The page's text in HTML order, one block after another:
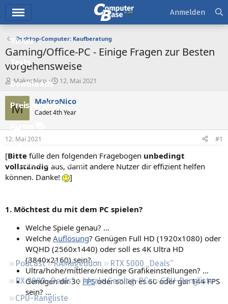
Ticker
Tests
Downloads
Preisvergleich
Forum
Aktuelles
Empfohlene Inhalte
Neue Beiträge
Regeln
Podcast RAMageddon
RTX 5000 „Deals“
RX 9000 „Deals“
Ideale Gaming-PCs
GPU-Rangliste
CPU-Rangliste
Anmelden
Desktop-Computer: Kaufberatung
Gaming/Office-PC - Einige Fragen zur Besten
vorgehensweise
E
r
s
t
e
r
MakroNico
E
s
t
e
t
a
12. Mai 2021
M MakroNico
Cadet 4th Year
12. Mai 2021 #1
[Bitte fülle den folgenden Fragebogen unbedingt
vollständig aus, damit andere Nutzer dir effizient helfen
können. Danke!
]
1. Möchtest du mit dem PC spielen?
Welche Spiele genau? …
Welche Auflösung? Genügen Full HD (1920x1080) oder
WQHD (2560x1440) oder soll es 4K Ultra HD
(3840x2160) sein? …
Ultra/hohe/mittlere/niedrige Grafikeinstellungen? …
Genügen dir 30 FPSoder sollen es 60 oder gar 144 FPS
sein? …